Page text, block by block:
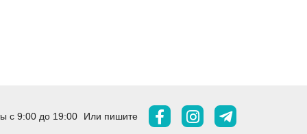
с 9:00 до 19:00 Или пишите